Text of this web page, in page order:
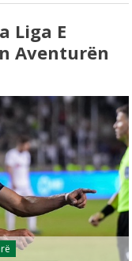
Liga E
Aventurën